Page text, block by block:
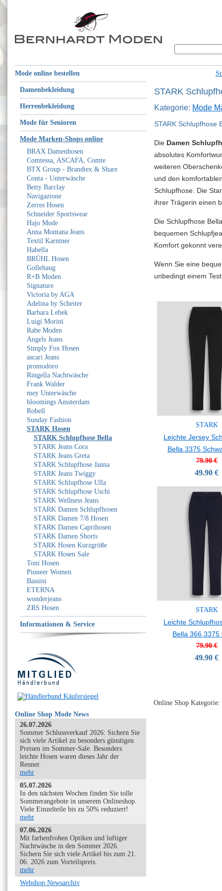
Mode online bestellen
Damenbekleidung
Herrenbekleidung
Mode für Senioren
Mode Marken-Shops online
BRAX Damenhosen
Comtessa, ASCAFA, Comte
BTX Group - Brandtex & Share
Conta - Unterwäsche
Betty Barclay
Navigazione
Zerres Hosen
Schneider Sportswear
Hajo Mode
Anna Montana Jeans
Textil Karntner
Habella
BRÜHL Hosen
Gollehaug
R+B Moden
Signature
Victoria by AGA
Adelina by Scheiter
Barbara Lebek
Luigi Morini
Rabe Moden
Angels Jeans
Simply Fox Hosen
ascari Jeans
promodoro
Ringella Nachtwäsche
Frank Walder
mey Unterwäsche
bloomings Amsterdam
Robell
Sunday Fashion
STARK Hosen
STARK Schlupfhose Bella
STARK Jeans Cora
STARK Jeans Greta
STARK Schlupfhose Janna
STARK Jeans Twiggy
STARK Schlupfhose Ulla
STARK Schlupfhose Uschi
STARK Wellness Jeans
STARK Damen Schlupfhosen
STARK Damen 7/8 Hosen
STARK Damen Caprihosen
STARK Damen Shorts
STARK Hosen Kurzgröße
STARK Hosen Sale
Toni Hosen
Pioneer Women
Bassini
ETERNA
wonderjeans
ZRS Hosen
Informationen & Service
Online Shop Mode News
26.07.2026
Sommer Schlussverkauf 2026: Sichern Sie
sich viele Artikel zu besonders günstigen
Preisen im Sommer-Sale. Besonders
leichte Hosen waren dieses Jahr der
Renner.
mehr
05.07.2026
In den nächsten Wochen finden Sie tolle
Sommerangebote in unserem Onlineshop.
Viele Einzelteile bis zu 50% reduziert!
mehr
07.06.2026
Mit farbenfrohen Optiken und luftiger
Nachtwäsche in den Sommer 2026.
Sichern Sie sich viele Artikel bis zum 21.
06. 2026 zum Vorteilspreis.
mehr
Webshop Newsarchiv
STARK
Kategorie: Mode
STARK Schlupfhose
Die Damen
absolutes
weiteren
und den
Schlupfhose. Die
ihrer Trägerin einen
Die Schlupfhose
bequemen
Komfort gekonnt
Wenn Sie eine
unbedingt einem
STARK
Leichte Jersey
Bella 3375
79.90 €
49.90 €
STARK
Leichte
Bella 366 3375
79.90 €
49.90 €
Online Shop